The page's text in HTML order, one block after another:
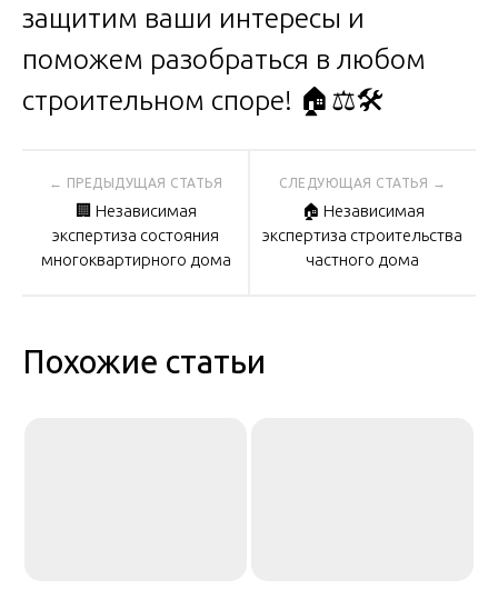
защитим ваши интересы и
поможем разобраться в любом
строительном споре! 🏠⚖️🛠️
Навигация
по
🏢 Независимая
экспертиза состояния
многоквартирного дома
🏠 Независимая
экспертиза строительства
частного дома
Похожие статьи